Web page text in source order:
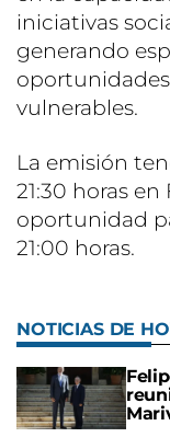
iniciativas
generando
vulnerables.
La emisión
21:30 horas
oportunidad
21:00 horas.
NOTICIAS DE